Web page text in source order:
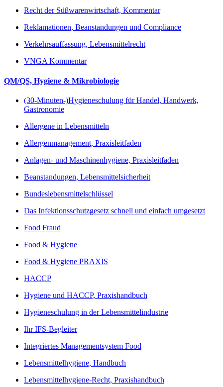
Recht der Süßwarenwirtschaft, Kommentar
Reklamationen, Beanstandungen und Compliance
Verkehrsauffassung, Lebensmittelrecht
VNGA Kommentar
QM/QS, Hygiene & Mikrobiologie
(30-Minuten-)Hygieneschulung für Handel, Handwerk,
Gastronomie
Allergene in Lebensmitteln
Allergenmanagement, Praxisleitfaden
Anlagen- und Maschinenhygiene, Praxisleitfaden
Beanstandungen, Lebensmittelsicherheit
Bundeslebensmittelschlüssel
Das Infektionsschutzgesetz schnell und einfach umgesetzt
Food Fraud
Food & Hygiene
Food & Hygiene PRAXIS
HACCP
Hygiene und HACCP, Praxishandbuch
Hygieneschulung in der Lebensmittelindustrie
Ihr IFS-Begleiter
Integriertes Managementsystem Food
Lebensmittelhygiene, Handbuch
Lebensmittelhygiene-Recht, Praxishandbuch